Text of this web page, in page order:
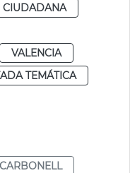
CIUDADANA
VALENCIA
TEMÁTICA